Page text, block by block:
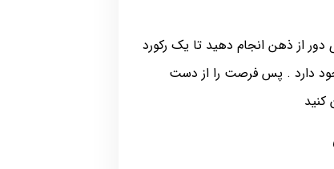
از ذهن انجام دهید تا یک رکورد
دارد . پس فرصت را از دست